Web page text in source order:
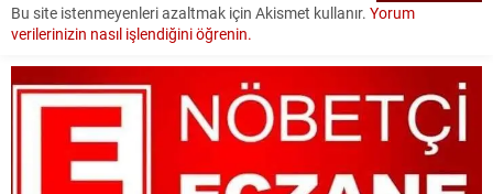
Bu site istenmeyenleri azaltmak için Akismet kullanır. Yorum
verilerinizin nasıl işlendiğini öğrenin.